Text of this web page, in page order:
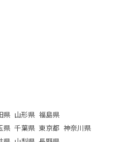
県 山形県 福島県
県 千葉県 東京都 神奈川県